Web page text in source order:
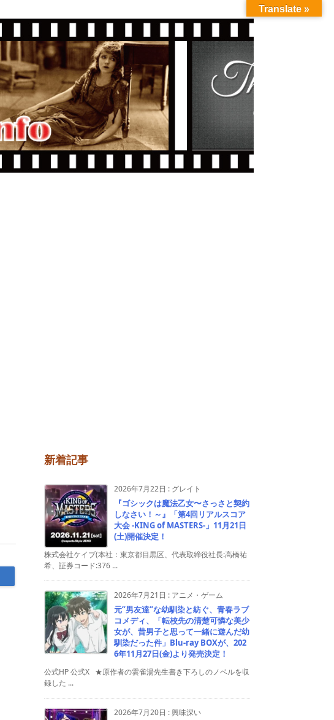
新着記事
2026年7月22日 : グレイト
『ゴシックは魔法乙女〜さっさと契約
しなさい！～』「第4回リアルスコア
大会 -KING of MASTERS-」11月21日
(土)開催決定！
株式会社ケイブ(本社：東京都目黒区、代表取締役社長:高橋祐
希、証券コード:376 ...
2026年7月21日 : アニメ・ゲーム
元”男友達”な幼馴染と紡ぐ、青春ラブ
コメディ、「転校先の清楚可憐な美少
女が、昔男子と思って一緒に遊んだ幼
馴染だった件」Blu-ray BOXが、202
6年11月27日(金)より発売決定！
公式HP 公式X ★原作者の雲雀湯先生書き下ろしのノベルを収
録した ...
2026年7月20日 :興味深い
Translate »